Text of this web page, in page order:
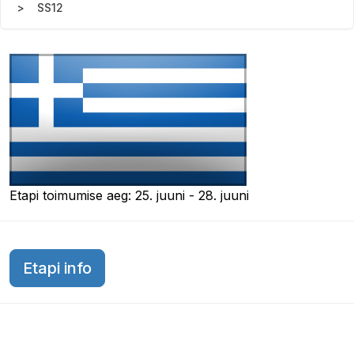
SS12
Etapi toimumise aeg: 25. juuni - 28. juuni
Etapi info